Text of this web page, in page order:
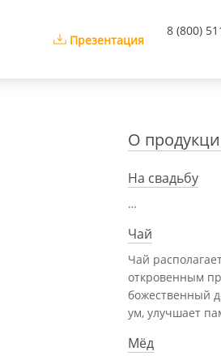
Презентация
8 (800)
О
На свадьбу
…
Чай
Чай
откровенным
божественный
ум, улучшает
Мёд